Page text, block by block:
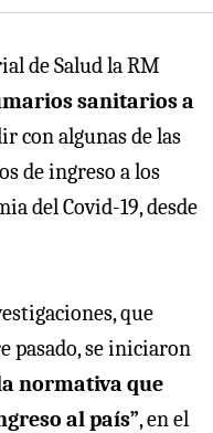
de Salud la RM
sanitarios a
con algunas de las
de ingreso a los
del Covid-19, desde
que
pasado, se iniciaron
normativa que
al país”, en el